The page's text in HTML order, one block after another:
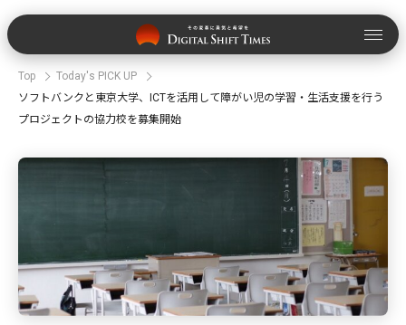
Top
Today's PICK UP
ソフトバンクと東京大学、ICTを活用して障がい児の学習・生活支援を行う
プロジェクトの協力校を募集開始